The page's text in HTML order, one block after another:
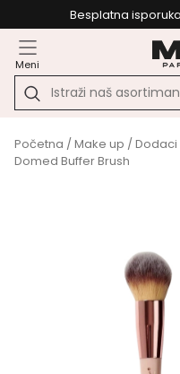
Besplatna
Meni
Početna /Make up /Dodaci
Domed Buffer Brush